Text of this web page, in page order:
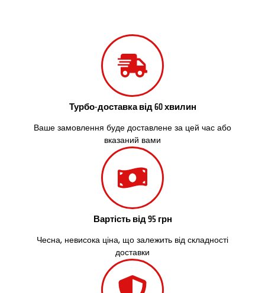
Турбо-доставка від 60 хвилин
Ваше замовлення буде доставлене за цей час або
вказаний вами
Вартість від 95 грн
Чесна, невисока ціна, що залежить від складності
доставки
Світловодськ
Святопетрівське
Умань